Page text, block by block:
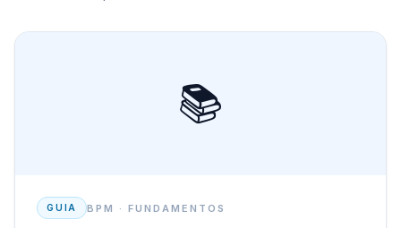
📚
GUIA BPM · FUNDAMENTOS